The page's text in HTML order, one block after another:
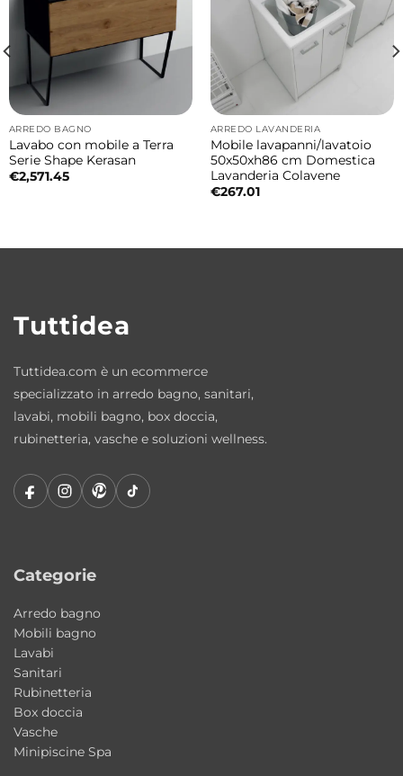
soluzione valorizza il progetto bagno e
permette una perfetta armonia con
rivestimenti e finiture personalizzate.
Idromassaggio per il benessere
quotidiano
Il sistema idromassaggio è progettato per
offrire un piacevole massaggio rilassante e
• 6 getti Whirlpool
Versione Idromassaggio IDRO-TECNO
• Motore Whirlpool da 1 Cv / 1 Hp
• Motore Airpool 650 Watt
• Sonda di livello
La versione IDRO-TECNO integra il sistema
Airpool per offrire un massaggio ancora più
delicato e avvolgente, aumentando il
comfort e la sensazione di benessere.
Materiali di qualità e finiture eleganti
ARREDO BAGNO
Lavabo con mobile a Terra
Serie Shape Kerasan
€2,571.45
ARREDO LAVANDERIA
Mobile lavapanni/lavatoio
50x50xh86 cm Domestica
Lavanderia Colavene
€267.01
Tuttidea
Tuttidea.com è un ecommerce
specializzato in arredo bagno, sanitari,
lavabi, mobili bagno, box doccia,
rubinetteria, vasche e soluzioni wellness.
Categorie
Arredo bagno
Mobili bagno
Lavabi
Sanitari
Rubinetteria
Box doccia
Vasche
Minipiscine Spa